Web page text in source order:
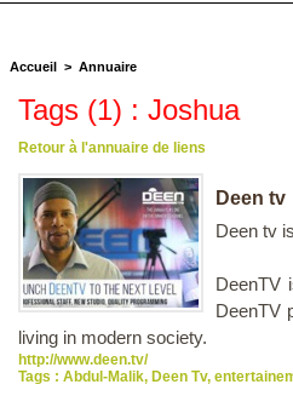
Accueil > Annuaire
Tags (1) : Joshua
Retour à l'annuaire de liens
Deen tv
Deen tv
DeenTV
DeenTV
living in modern society.
http://www.deen.tv/
Tags : Abdul-Malik, Deen Tv,